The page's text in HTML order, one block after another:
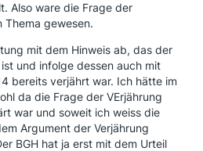
Also ware die Frage der
Thema gewesen.
mit dem Hinweis ab, das der
und infolge dessen auch mit
bereits verjährt war. Ich hätte im
da die Frage der VErjährung
war und soweit ich weiss die
Argument der Verjährung
BGH hat ja erst mit dem Urteil